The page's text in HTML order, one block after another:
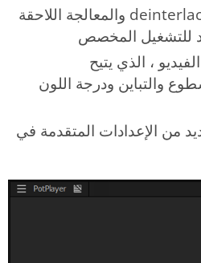
فلاتر الفيديو ، مثل deinterlacing والمعالجة اللاحقة
للتشغيل المخصص
، الذي يتيح
والتباين ودرجة اللون
من الإعدادات المتقدمة في